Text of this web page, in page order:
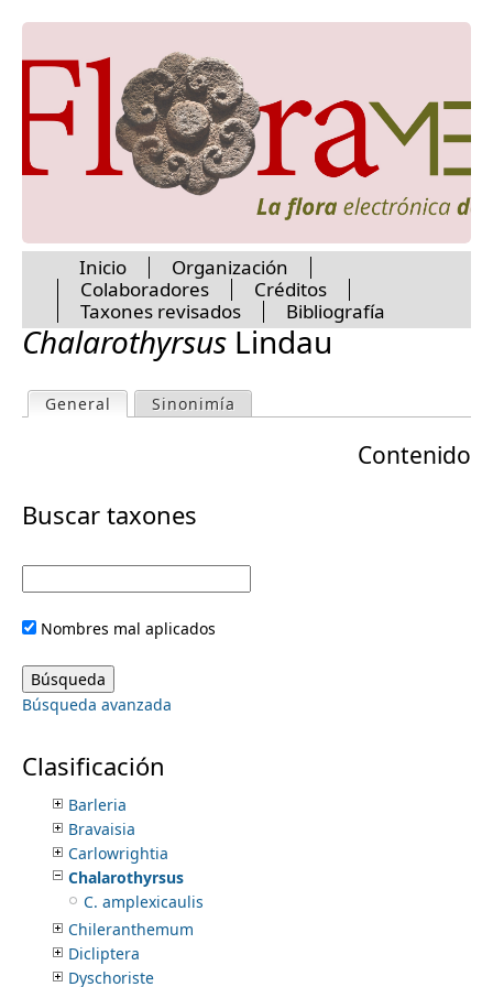
ChalarothyrsusLindau
P
i
m
r
y
t
General (active tab)
Sinonimía
Contenido
M
n
u
Inicio
Organización
Colaboradores
Créditos
Taxones revisados
Bibliografía
Buscar taxones
Nombres mal aplicados
Búsqueda avanzada
Clasificación
Pteridofitas
Acanthaceae
Anisacanthus
Aphelandra
Avicennia
Barleria
Bravaisia
Carlowrightia
Chalarothyrsus
C. amplexicaulis
Chileranthemum
Dicliptera
Dyschoriste